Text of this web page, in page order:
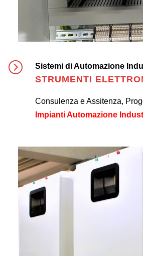
Sistemi di Automazione
STRUMENTI
Consulenza e Assitenza,
Impianti Automazione